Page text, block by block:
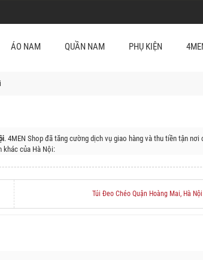
ÁO NAM QUẦN NAM PHỤ KIỆN
. 4MEN Shop đã tăng cường dịch vụ giao hàng và thu tiền tận
của Hà Nội:
Túi Đeo Chéo Quận Hoàng Mai, Hà Nội